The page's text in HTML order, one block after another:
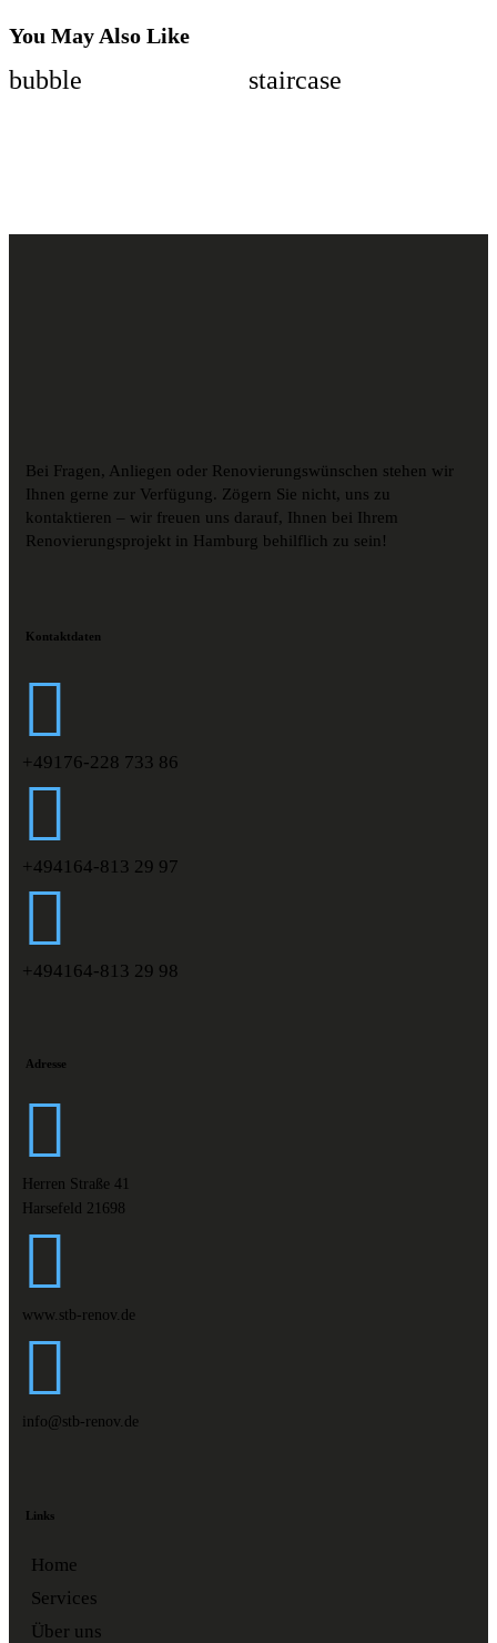
You May Also Like
bubble staircase
Bei Fragen, Anliegen oder Renovierungswünschen stehen wir
Ihnen gerne zur Verfügung. Zögern Sie nicht, uns zu
kontaktieren – wir freuen uns darauf, Ihnen bei Ihrem
Renovierungsprojekt in Hamburg behilflich zu sein!
Kontaktdaten
+49176-228 733 86
+494164-813 29 97
+494164-813 29 98
Adresse
Herren Straße 41
Harsefeld 21698
www.stb-renov.de
info@stb-renov.de
Links
Home
Services
Über uns